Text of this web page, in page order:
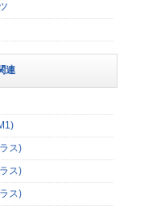
連
ス)
ス)
ス)